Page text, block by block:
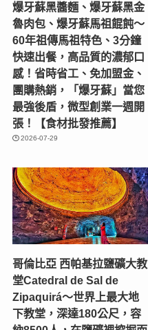
爆牙蘇黑醬麵、爆牙蘇黑金
魯肉包、爆牙蘇馬祖餛飩～
60年祖傳馬祖特色、3分鐘
快速出餐，高品質的濃郁口
感！省時省工、免加盟金、
團購熱銷，「爆牙蘇」當您
最強後盾，微型創業一週開
張！【食材批發推薦】
2026-07-29
哥倫比亞 西帕基拉鹽礦大教
堂Catedral de Sal de
Zipaquirá～世界上最大地
下教堂，深達180公尺，容